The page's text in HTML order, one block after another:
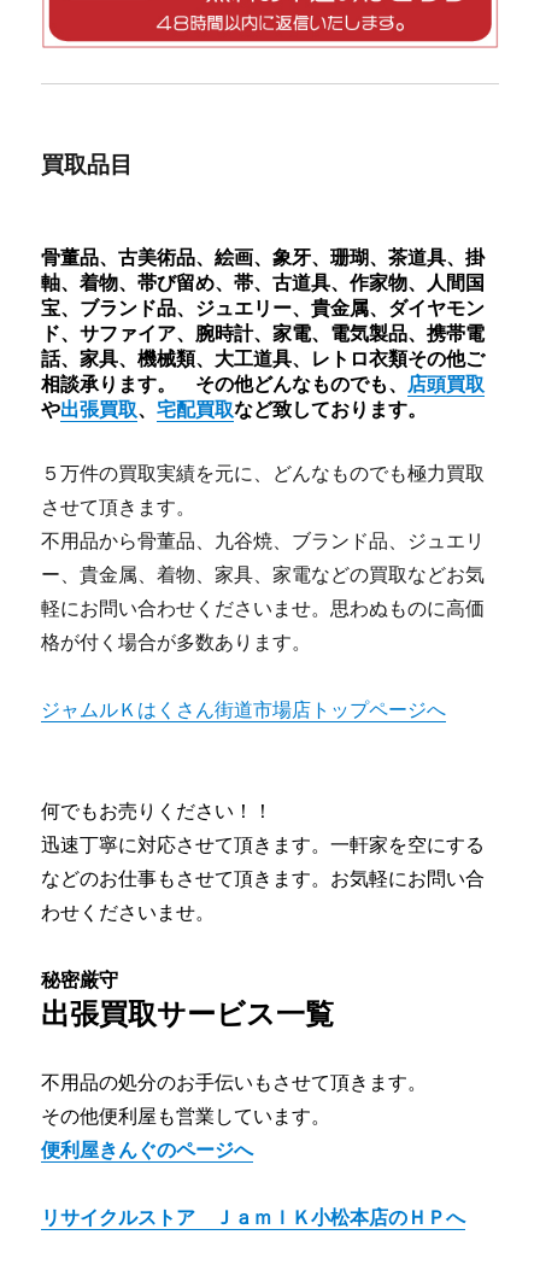
買取品目
骨董品、古美術品、絵画、象牙、珊瑚、茶道具、掛
軸、着物、帯び留め、帯、古道具、作家物、人間国
宝、ブランド品、ジュエリー、貴金属、ダイヤモン
ド、サファイア、腕時計、家電、電気製品、携帯電
話、家具、機械類、大工道具、レトロ衣類その他ご
相談承ります。 その他どんなものでも、 店頭買取
や出張買取、宅配買取など致しております。
５万件の買取実績を元に、どんなものでも極力買取
させて頂きます。
不用品から骨董品、九谷焼、ブランド品、ジュエリ
ー、貴金属、着物、家具、家電などの買取などお気
軽にお問い合わせくださいませ。思わぬものに高価
格が付く場合が多数あります。
ジャムルＫはくさん街道市場店トップページへ
何でもお売りください！！
迅速丁寧に対応させて頂きます。一軒家を空にする
などのお仕事もさせて頂きます。お気軽にお問い合
わせくださいませ。
秘密厳守
出張買取サービス一覧
不用品の処分のお手伝いもさせて頂きます。
その他便利屋も営業しています。
便利屋きんぐのページへ
リサイクルストア ＪａｍｌＫ小松本店のＨＰへ